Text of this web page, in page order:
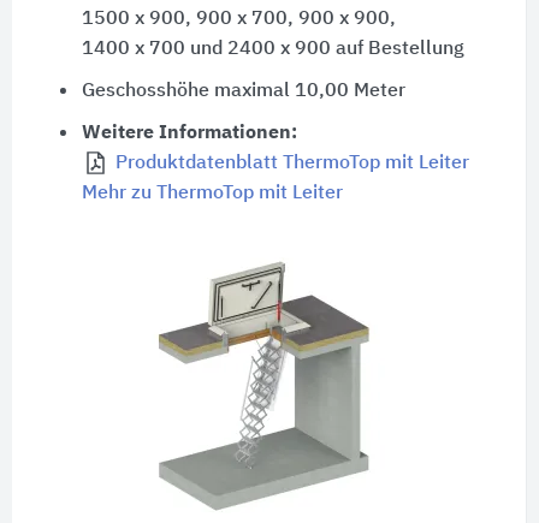
1500 x 900, 900 x 700, 900 x 900,
1400 x 700 und 2400 x 900 auf Bestellung
Geschosshöhe maximal 10,00 Meter
Weitere Informationen:
Produktdatenblatt ThermoTop mit Leiter
Mehr zu ThermoTop mit Leiter